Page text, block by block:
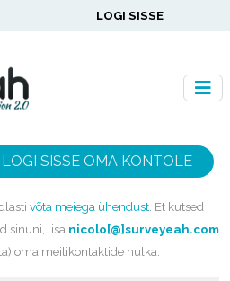
LOGI SISSE
LOGI SISSE OMA KONTOLE
võta meiega ühendust. Et kutsed
sinuni, lisa nicolo[@]surveyeah.com
oma meilikontaktide hulka.